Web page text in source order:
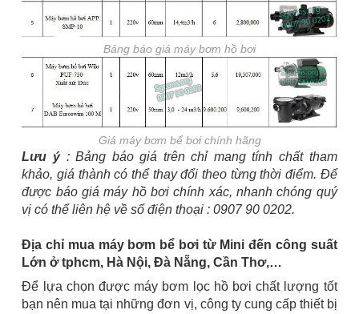
Bảng báo giá máy bơm hồ bơi
Giá máy bơm bể bơi chính hãng
Lưu ý: Bảng báo giá trên chỉ mang tính chất tham
khảo, giá thành có thể thay đổi theo từng thời điểm. Để
được báo giá máy hồ bơi chính xác, nhanh chóng quý
vị có thể liên hệ về số điện thoại : 0907 90 0202.
Địa chỉ mua máy bơm bể bơi từ Mini đến công suất
Lớn ở tphcm, Hà Nội, Đà Nẵng, Cần Thơ,…
Để lựa chọn được máy bơm lọc hồ bơi chất lượng tốt
bạn nên mua tại những đơn vị, công ty cung cấp thiết bị